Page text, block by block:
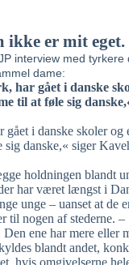
er mit
interview med
dame:
har gået i danske
til at føle sig
i danske skoler
danske,« siger
holdningen blandt
har været længst i
unge – uanset at de
til nogen af stederne. –
ene har mere eller
blandt andet,
hvis omgivelserne